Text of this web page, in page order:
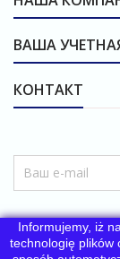
ВАША
КОНТАКТ
Informujemy, iż
technologię plików